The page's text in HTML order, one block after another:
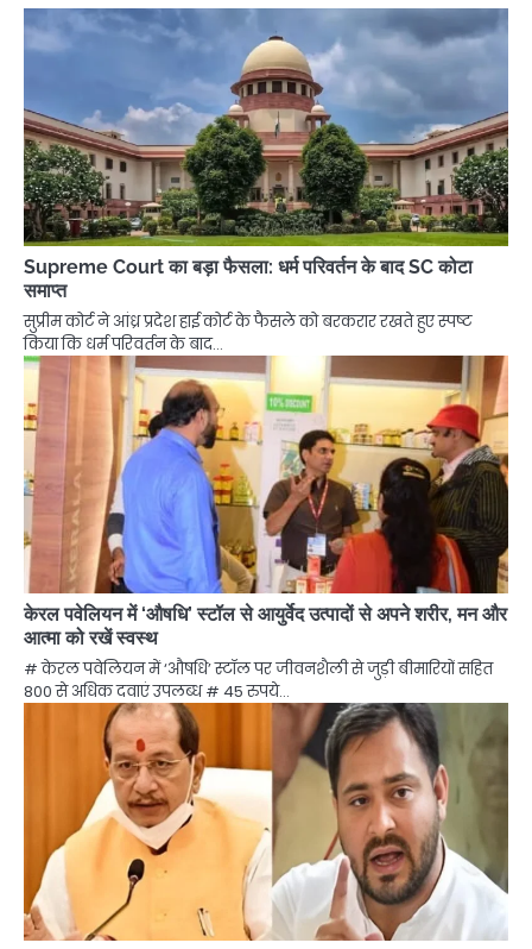
Supreme Court का बड़ा फैसला: धर्म परिवर्तन के बाद SC कोटा
समाप्त
सुप्रीम कोर्ट ने आंध्र प्रदेश हाई कोर्ट के फैसले को बरकरार रखते हुए स्पष्ट
किया कि धर्म परिवर्तन के बाद…
केरल पवेलियन में ‘औषधि’ स्टॉल से आयुर्वेद उत्पादों से अपने शरीर, मन और
आत्मा को रखें स्वस्थ
# केरल पवेलियन में ‘औषधि’ स्टॉल पर जीवनशैली से जुड़ी बीमारियों सहित
800 से अधिक दवाएं उपलब्ध # 45 रुपये…